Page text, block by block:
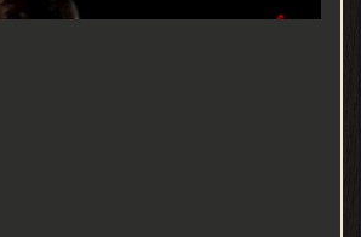
بالحبيبة الأنثى. قام بكتابة وثيقة إعلان